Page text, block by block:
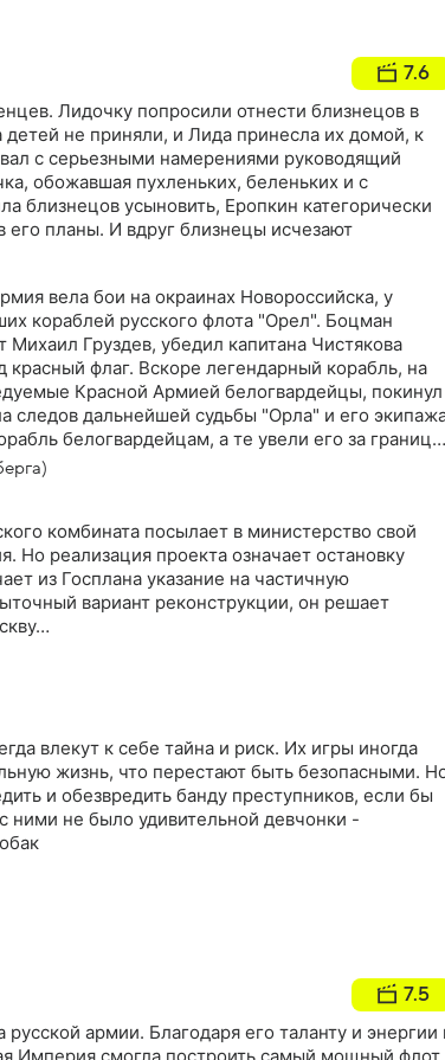
7.6
Лидочку попросили отнести близнецов в
не приняли, и Лида принесла их домой, к
с серьезными намерениями руководящий
обожавшая пухленьких, беленьких и с
близнецов усыновить, Еропкин категорически
его планы. И вдруг близнецы исчезают
вела бои на окраинах Новороссийска, у
кораблей русского флота "Орел". Боцман
Груздев, убедил капитана Чистякова
красный флаг. Вскоре легендарный корабль, на
Красной Армией белогвардейцы, покинул
следов дальнейшей судьбы "Орла" и его
белогвардейцам, а те увели его за границу.
Михаил Груздев, уверенный в
разрешения и приступил к поискам
идет сын Чистякова - Федор
комбината посылает в министерство свой
Но реализация проекта означает остановку
из Госплана указание на частичную
вариант реконструкции, он решает
влекут к себе тайна и риск. Их игры иногда
жизнь, что перестают быть безопасными.
и обезвредить банду преступников, если бы
не было удивительной девчонки -
7.5
армии. Благодаря его таланту и энергии
Империя смогла построить самый мощный флот